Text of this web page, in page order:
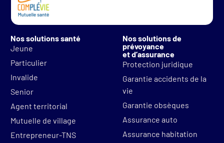
Nos solutions santé
Jeune
Particulier
Invalide
Senior
Agent territorial
Mutuelle de village
Entrepreneur-TNS
Nos solutions de
prévoyance
et d’assurance
Protection juridique
Garantie accidents de la
vie
Garantie obsèques
Assurance auto
Assurance habitation